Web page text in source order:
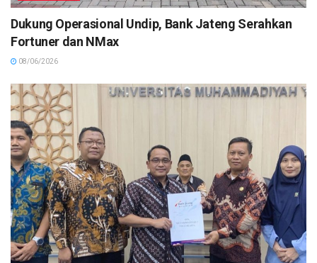
Dukung Operasional Undip, Bank Jateng Serahkan
Fortuner dan NMax
08/06/2026